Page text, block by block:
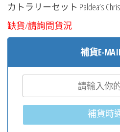
カトラリーセット Paldea’s
缺貨/請詢問貨況
補貨E-
補貨時